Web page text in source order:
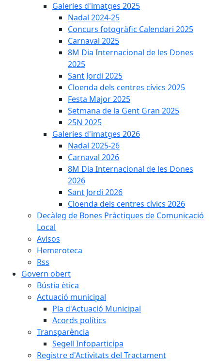
Galeries d'imatges 2025
Nadal 2024-25
Concurs fotogràfic Calendari 2025
Carnaval 2025
8M Dia Internacional de les Dones
2025
Sant Jordi 2025
Cloenda dels centres cívics 2025
Festa Major 2025
Setmana de la Gent Gran 2025
25N 2025
Galeries d'imatges 2026
Nadal 2025-26
Carnaval 2026
8M Dia Internacional de les Dones
2026
Sant Jordi 2026
Cloenda dels centres cívics 2026
Decàleg de Bones Pràctiques de Comunicació
Local
Avisos
Hemeroteca
Rss
Govern obert
Bústia ètica
Actuació municipal
Pla d'Actuació Municipal
Acords polítics
Transparència
Segell Infoparticipa
Registre d'Activitats del Tractament